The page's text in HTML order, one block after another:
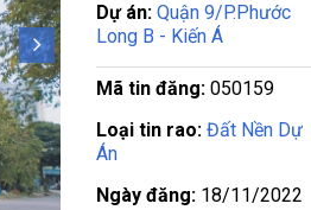
Dự án:Quận 9/P.Phước
Long B - Kiến Á
Mã tin đăng:050159
Loại tin rao:Đất Nền Dự
Án
Ngày đăng: 18/11/2022